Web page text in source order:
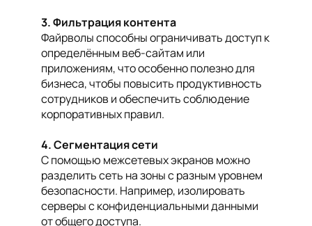
3. Фильтрация контента
Файрволы способны ограничивать доступ к
определённым веб-сайтам или
приложениям, что особенно полезно для
бизнеса, чтобы повысить продуктивность
сотрудников и обеспечить соблюдение
корпоративных правил.
4. Сегментация сети
С помощью межсетевых экранов можно
разделить сеть на зоны с разным уровнем
безопасности. Например, изолировать
серверы с конфиденциальными данными
от общего доступа.